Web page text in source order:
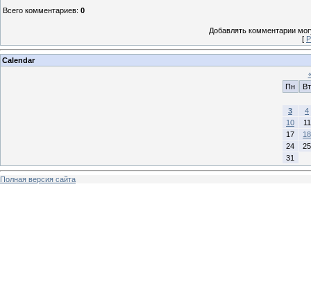
Всего комментариев: 0
Добавлять комментарии
[
Calendar
Пн
Вт
3
4
10
11
17
18
24
25
31
Полная версия сайта